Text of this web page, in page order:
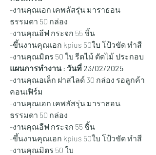
-งานคุณเอก เคพลัสรุ่น มาราธอน
ธรรมดา 50 กล่อง
-งานคุณอีฟ กระจก 55 ชิ้น
-ขึ้นงานคุณเอก kpius 50ใบ โป้วขัด ทำสี
-งานคุณมิตร 50 ใบ รีดไม้ ตัดไม้ ประกอบ
แผนการทำงาน : วันที่ 23/02/2025
-งานคุณอเล็ก ฝาสไลด์ 30 กล่อง รอลูกค้า
คอนเฟิร์ม
-งานคุณเอก เคพลัสรุ่น มาราธอน
ธรรมดา 50 กล่อง
-งานคุณอีฟ กระจก 55 ชิ้น
-ขึ้นงานคุณเอก kpius 50ใบ โป้วขัด ทำสี
-งานคุณมิตร 50 ใบ